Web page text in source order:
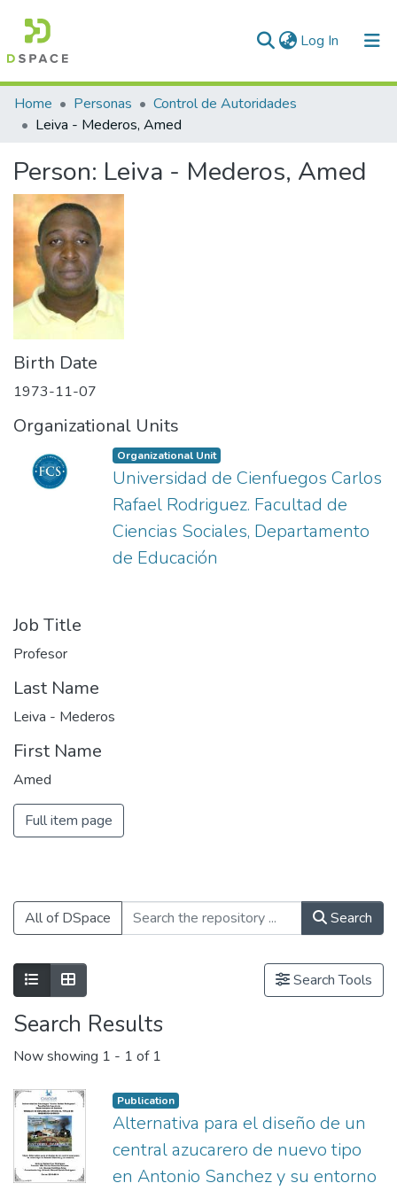
Log In (current)
Communities & Collections
All of DSpace
Statistics
Home Personas
Control de Autoridades
Leiva - Mederos, Amed
Person: Leiva - Mederos, Amed
Birth Date
1973-11-07
Organizational Units
Organizational Unit
Universidad de Cienfuegos Carlos
Rafael Rodriguez. Facultad de
Ciencias Sociales, Departamento
de Educación
Job Title
Profesor
Last Name
Leiva - Mederos
First Name
Amed
Full item page
All of DSpace Search
Show as listShow as grid Search Tools
Search Results
Now showing 1 - 1 of 1
Publication
Alternativa para el diseño de un
central azucarero de nuevo tipo
en Antonio Sanchez y su entorno